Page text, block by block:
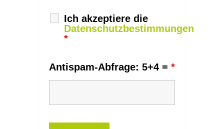
Ich akzeptiere die
Datenschutzbestimmungen
*
Antispam-Abfrage: 5+4 = *